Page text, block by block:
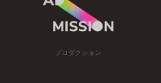
プロダクション